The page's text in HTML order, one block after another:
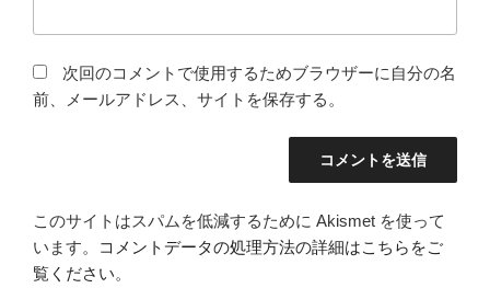
次回のコメントで使用するためブラウザーに自分の名
前、メールアドレス、サイトを保存する。
このサイトはスパムを低減するために Akismet を使って
います。
コメントデータの処理方法の詳細はこちらをご
覧ください。